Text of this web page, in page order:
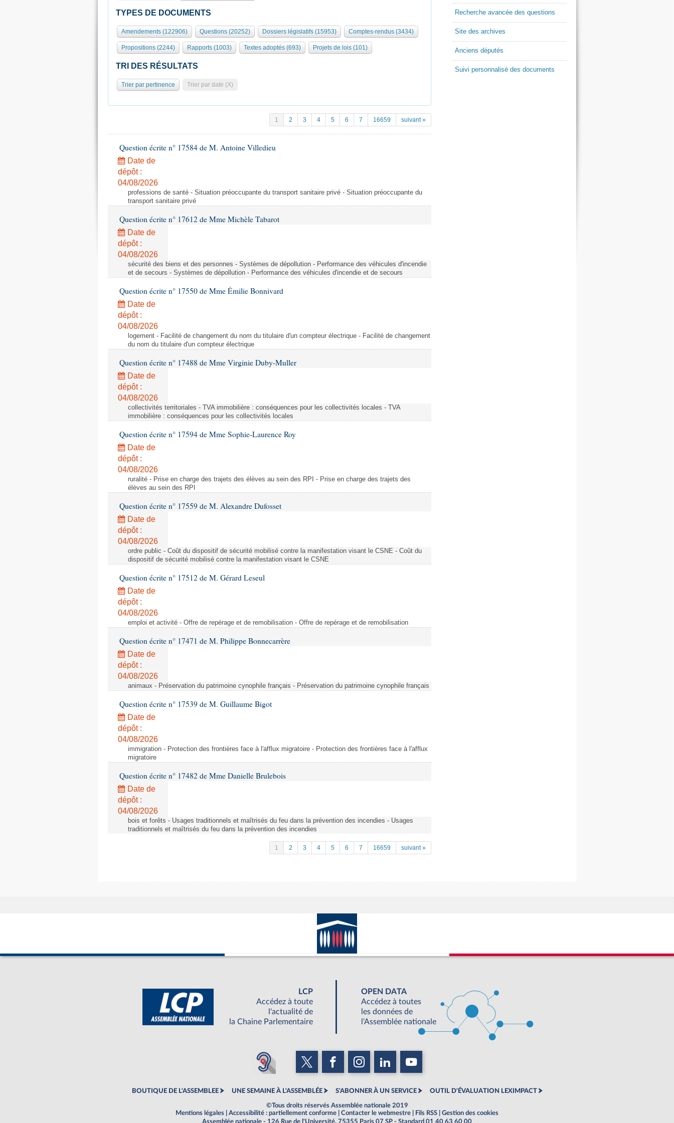
TYPES DE DOCUMENTS
Amendements (122906) Questions (20252) Dossiers législatifs (15953) Comptes-rendus (3434)
Propositions (2244) Rapports (1003) Textes adoptés (693) Projets de lois (101)
TRI DES RÉSULTATS
Trier par pertinence Trier par date (X)
1 2 3 4 5 6 7 16659 suivant »
Question écrite n° 17584 de M. Antoine Villedieu
Date de
dépôt :
04/08/2026
professions de santé - Situation préoccupante du transport sanitaire privé - Situation préoccupante du
transport sanitaire privé
Question écrite n° 17612 de Mme Michèle Tabarot
Date de
dépôt :
04/08/2026
sécurité des biens et des personnes - Systèmes de dépollution - Performance des véhicules d'incendie
et de secours - Systèmes de dépollution - Performance des véhicules d'incendie et de secours
Question écrite n° 17550 de Mme Émilie Bonnivard
Date de
dépôt :
04/08/2026
logement - Facilité de changement du nom du titulaire d'un compteur électrique - Facilité de changement
du nom du titulaire d'un compteur électrique
Question écrite n° 17488 de Mme Virginie Duby-Muller
Date de
dépôt :
04/08/2026
collectivités territoriales - TVA immobilière : conséquences pour les collectivités locales - TVA
immobilière : conséquences pour les collectivités locales
Question écrite n° 17594 de Mme Sophie-Laurence Roy
Date de
dépôt :
04/08/2026
ruralité - Prise en charge des trajets des élèves au sein des RPI - Prise en charge des trajets des
élèves au sein des RPI
Question écrite n° 17559 de M. Alexandre Dufosset
Date de
dépôt :
04/08/2026
ordre public - Coût du dispositif de sécurité mobilisé contre la manifestation visant le CSNE - Coût du
dispositif de sécurité mobilisé contre la manifestation visant le CSNE
Question écrite n° 17512 de M. Gérard Leseul
Date de
dépôt :
04/08/2026
emploi et activité - Offre de repérage et de remobilisation - Offre de repérage et de remobilisation
Question écrite n° 17471 de M. Philippe Bonnecarrère
Date de
dépôt :
04/08/2026
animaux - Préservation du patrimoine cynophile français - Préservation du patrimoine cynophile français
Question écrite n° 17539 de M. Guillaume Bigot
Date de
dépôt :
04/08/2026
immigration - Protection des frontières face à l'afflux migratoire - Protection des frontières face à l'afflux
migratoire
Question écrite n° 17482 de Mme Danielle Brulebois
Date de
dépôt :
04/08/2026
bois et forêts - Usages traditionnels et maîtrisés du feu dans la prévention des incendies - Usages
traditionnels et maîtrisés du feu dans la prévention des incendies
1 2 3 4 5 6 7 16659 suivant »
Recherche avancée des questions
Site des archives
Anciens députés
Suivi personnalisé des documents
LCP
Accédez à toute
l'actualité de
la Chaine Parlementaire
OPEN DATA
Accédez à toutes
les données de
l'Assemblée nationale
BOUTIQUE DE L'ASSEMBLEE UNE SEMAINE À L'ASSEMBLÉE S'ABONNER À UN SERVICE OUTIL D'ÉVALUATION LEXIMPACT
©Tous droits réservés Assemblée nationale 2019
Mentions légales
Accessibilité : partiellement conforme Contacter le webmestre Fils RSS
Gestion des cookies
Assemblée nationale - 126 Rue de l'Université, 75355 Paris 07 SP - Standard 01 40 63 60 00